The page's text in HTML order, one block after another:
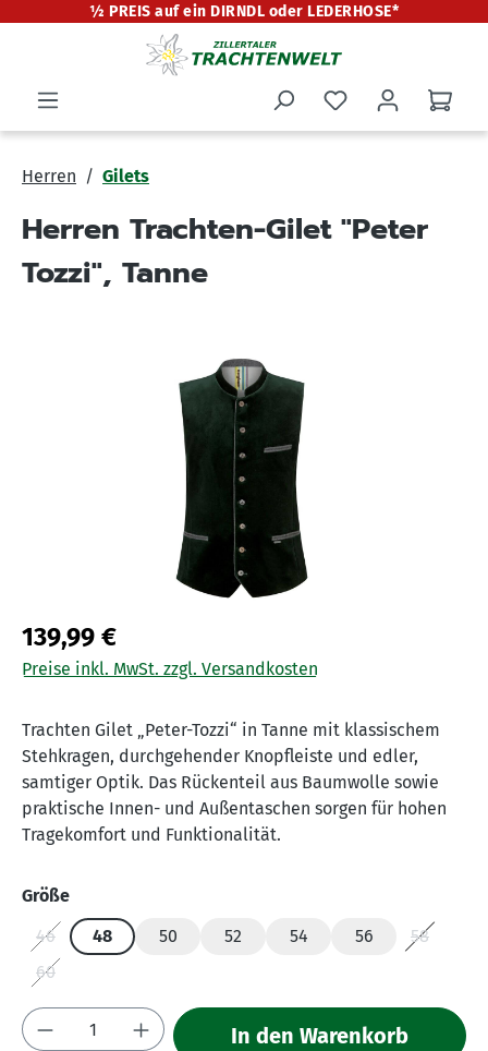
springen
½ PREIS auf ein DIRNDL oder LEDERHOSE*
Herren Gilets
Herren Trachten-Gilet "Peter
Tozzi", Tanne
Bildergalerie überspringen
139,99 €
Preise inkl. MwSt. zzgl. Versandkosten
Trachten Gilet „Peter-Tozzi“ in Tanne mit klassischem
Stehkragen, durchgehender Knopfleiste und edler,
samtiger Optik. Das Rückenteil aus Baumwolle sowie
praktische Innen- und Außentaschen sorgen für hohen
Tragekomfort und Funktionalität.
Größeauswählen
46
(Diese Option ist zurzeit nicht verfügbar.)
48 50 52 54 56 58
60
Produkt Anzahl: Gib den gewünschten
In den Warenkorb